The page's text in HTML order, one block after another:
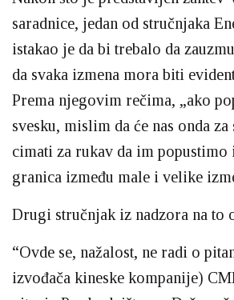
saradnice, jedan od stručnjaka
istakao je da bi trebalo da
da svaka izmena mora biti
Prema njegovim rečima, „ako
svesku, mislim da će nas onda za
cimati za rukav da im popustimo
granica između male i velike
Drugi stručnjak iz nadzora na to
“Ovde se, nažalost, ne radi o
izvođača kineske kompanije)